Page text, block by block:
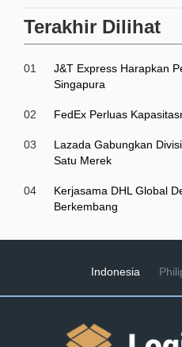
Terakhir Dilihat
01
J&T Express Harapkan
Singapura
02 FedEx Perluas
03
Lazada Gabungkan
Satu Merek
04
Kerjasama DHL Global
Berkembang
Indonesia